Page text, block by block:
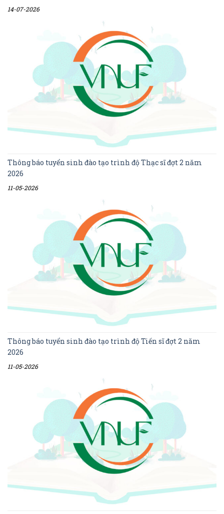
14-07-2026
Thông báo tuyển sinh đào tạo trình độ Thạc sĩ đợt 2 năm
2026
11-05-2026
Thông báo tuyển sinh đào tạo trình độ Tiến sĩ đợt 2 năm
2026
11-05-2026